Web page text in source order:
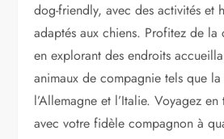
dog-friendly, avec des activités et
adaptés aux chiens. Profitez de
en explorant des endroits
animaux de compagnie tels que la
l’Allemagne et l’Italie. Voyagez
avec votre fidèle compagnon à